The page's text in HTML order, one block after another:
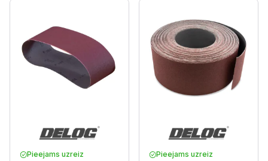
Pieejams uzreiz Pieejams uzreiz